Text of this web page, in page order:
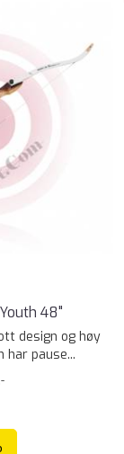
48"
design og høy
pause...